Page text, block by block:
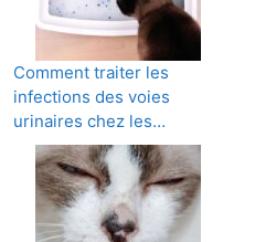
Comment traiter les
infections des voies
urinaires chez les…